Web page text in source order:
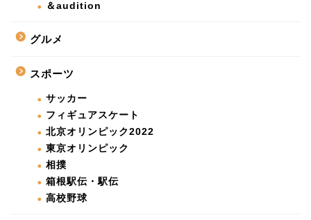
＆audition
グルメ
スポーツ
サッカー
フィギュアスケート
北京オリンピック2022
東京オリンピック
相撲
箱根駅伝・駅伝
高校野球